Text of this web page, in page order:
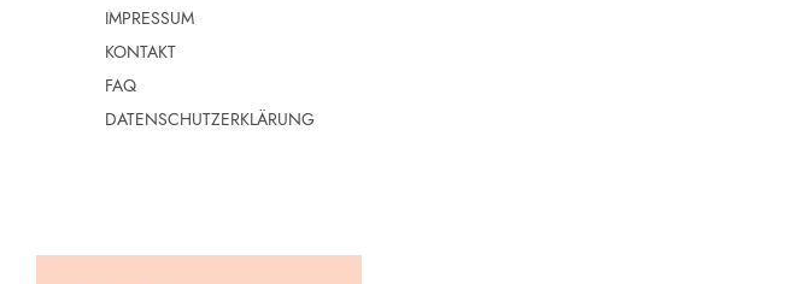
IMPRESSUM
KONTAKT
FAQ
DATENSCHUTZERKLÄRUNG